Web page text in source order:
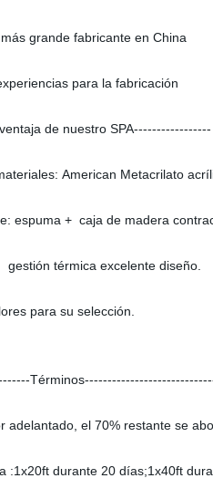
grande fabricante en China
para la fabricación
de nuestro SPA-----------------
American Metacrilato
espuma + caja de madera
térmica excelente diseño.
para su selección.
adelantado, el 70% restante se
:1x20ft durante 20 días;1x40ft